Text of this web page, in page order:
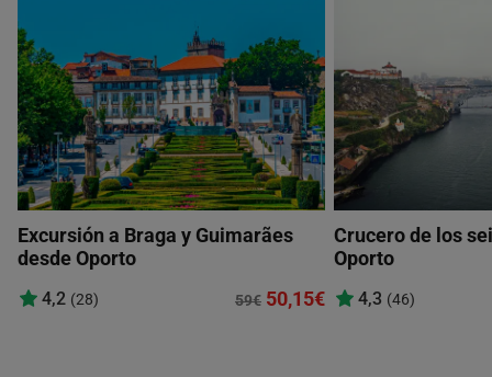
Excursión a Braga y Guimarães
desde Oporto
4,2 (28) 59€ 50,15€
Crucero de los
Oporto
4,3 (46)